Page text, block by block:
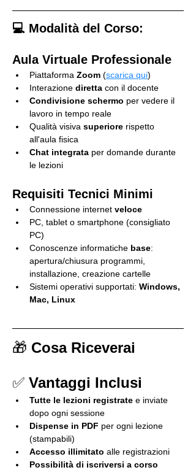
💻 Modalità del Corso:
Aula Virtuale Professionale
Piattaforma Zoom (scarica qui)
Interazione diretta con il docente
Condivisione schermo per vedere il
lavoro in tempo reale
Qualità visiva superiore rispetto
all'aula fisica
Chat integrata per domande durante
le lezioni
Requisiti Tecnici Minimi
Connessione internet veloce
PC, tablet o smartphone (consigliato
PC)
Conoscenze informatiche base:
apertura/chiusura programmi,
installazione, creazione cartelle
Sistemi operativi supportati: Windows,
Mac, Linux
🎁 Cosa Riceverai
✅ Vantaggi Inclusi
Tutte le lezioni registrate e inviate
dopo ogni sessione
Dispense in PDF per ogni lezione
(stampabili)
Accesso illimitato alle registrazioni
Possibilità di iscriversi a corso